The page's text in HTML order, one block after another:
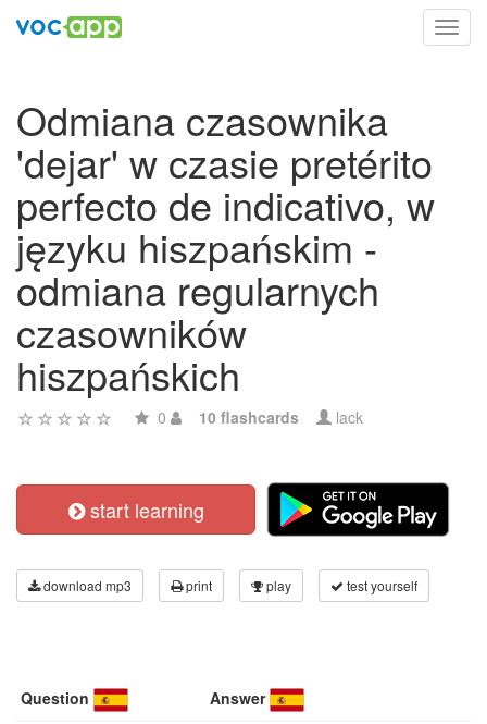
Odmiana czasownika
'dejar' w czasie pretérito
perfecto de indicativo, w
języku hiszpańskim -
odmiana regularnych
czasowników
hiszpańskich
0 10 flashcards lack
start learning
download mp3 print play test yourself
Question Answer